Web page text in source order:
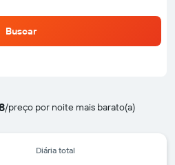
Buscar
/preço por noite mais barato(a)
Diária total